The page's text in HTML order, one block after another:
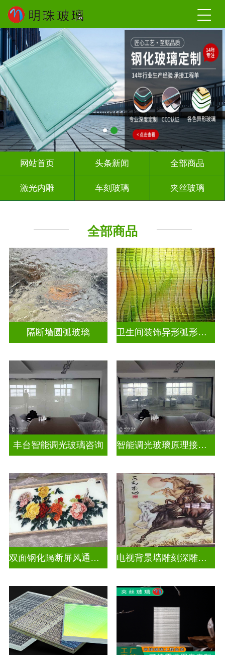
网站首页 头条新闻 全部商品
激光内雕 车刻玻璃 夹丝玻璃
工程玻璃
全部商品
隔断墙圆弧玻璃 卫生间装饰异形弧形玻璃
丰台智能调光玻璃咨询 智能调光玻璃原理接线图片
双面钢化隔断屏风通电深雕浮雕玻璃 电视背景墙雕刻深雕玻璃